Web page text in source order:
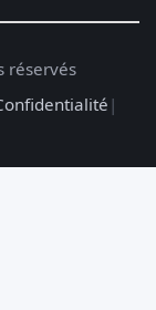
réservés
|